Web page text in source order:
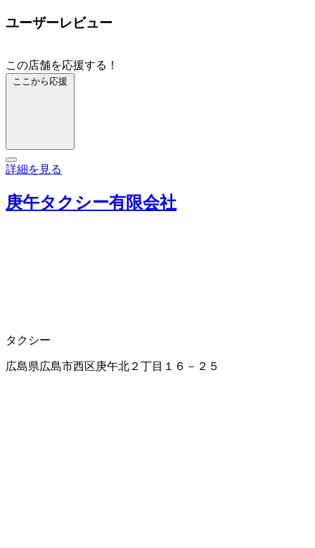
ユーザーレビュー
この店舗を応援する！
ここから応援
詳細を見る
庚午タクシー有限会社
タクシー
広島県広島市西区庚午北２丁目１６－２５